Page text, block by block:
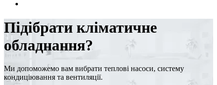
Підібрати кліматичне
обладнання?
Ми допоможемо вам вибрати теплові насоси, систему
кондиціювання та вентиляції.